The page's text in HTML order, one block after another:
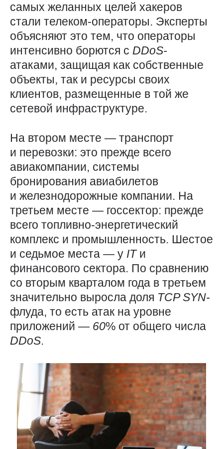
самых желанных целей хакеров
стали телеком-операторы. Эксперты
объясняют это тем, что операторы
интенсивно борются с DDoS-
атаками, защищая как собственные
объекты, так и ресурсы своих
клиентов, размещенные в той же
сетевой инфраструктуре.
На втором месте — транспорт
и перевозки: это прежде всего
авиакомпании, системы
бронирования авиабилетов
и железнодорожные компании. На
третьем месте — госсектор: прежде
всего топливно-энергетический
комплекс и промышленность. Шестое
и седьмое места — у ITи
финансового сектора. По сравнению
со вторым кварталом года в третьем
значительно выросла доля TCPSYN-
флуда, то есть атак на уровне
приложений — 60% от общего числа
DDoS.